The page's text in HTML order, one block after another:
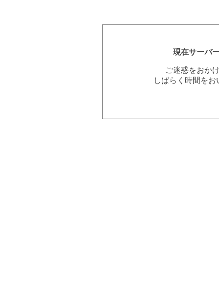
現在サーバ
ご迷惑をおか
しばらく時間を